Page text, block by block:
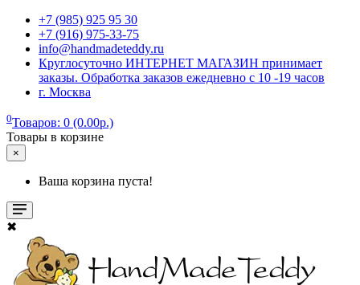
+7 (985) 925 95 30
+7 (916) 975-33-75
info@handmadeteddy.ru
Круглосуточно ИНТЕРНЕТ МАГАЗИН принимает
заказы. Обработка заказов ежедневно с 10 -19 часов
г. Москва
0Товаров: 0 (0.00р.)
Товары в корзине
×
Ваша корзина пуста!
✖